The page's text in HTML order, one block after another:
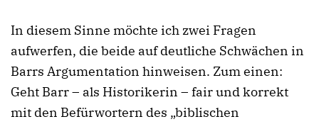
In diesem Sinne möchte ich zwei Fragen
aufwerfen, die beide auf deutliche Schwächen in
Barrs Argumentation hinweisen. Zum einen:
Geht Barr – als Historikerin – fair und korrekt
mit den Befürwortern des „biblischen